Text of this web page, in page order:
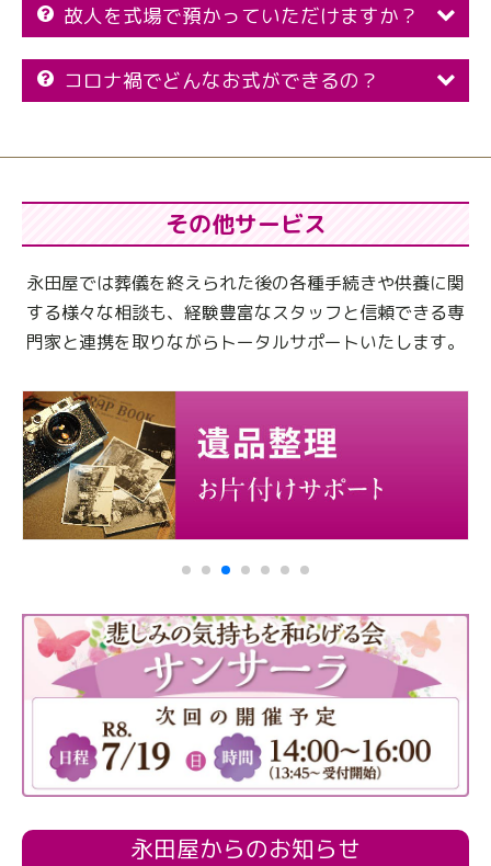
故人を式場で預かっていただけますか？
コロナ禍でどんなお式ができるの？
その他サービス
永田屋では葬儀を終えられた後の各種手続きや供養に関
する様々な相談も、 経験豊富なスタッフと信頼できる専
門家と連携を取りながらトータルサポートいたします。
永田屋からのお知らせ